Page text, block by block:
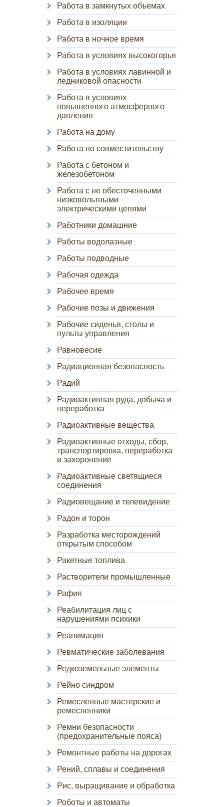
Работа в замкнутых объемах
Работа в изоляции
Работа в ночное время
Работа в условиях высокогорья
Работа в условиях лавинной и
ледниковой опасности
Работа в условиях
повышенного атмосферного
давления
Работа на дому
Работа по совместительству
Работа с бетоном и
железобетоном
Работа с не обесточенными
низковольтными
электрическими цепями
Работники домашние
Работы водолазные
Работы подводные
Рабочая одежда
Рабочее время
Рабочие позы и движения
Рабочие сиденья, столы и
пульты управления
Равновесие
Радиационная безопасность
Радий
Радиоактивная руда, добыча и
переработка
Радиоактивные вещества
Радиоактивные отходы, сбор,
транспортировка, переработка
и захоронение
Радиоактивные светящиеся
соединения
Радиовещание и телевидение
Радон и торон
Разработка месторождений
открытым способом
Ракетные топлива
Растворители промышленные
Рафия
Реабилитация лиц с
нарушениями психики
Реанимация
Ревматические заболевания
Редкоземельные элементы
Рейно синдром
Ремесленные мастерские и
ремесленники
Ремни безопасности
(предохранительные пояса)
Ремонтные работы на дорогах
Рений, сплавы и соединения
Рис, выращивание и обработка
Роботы и автоматы